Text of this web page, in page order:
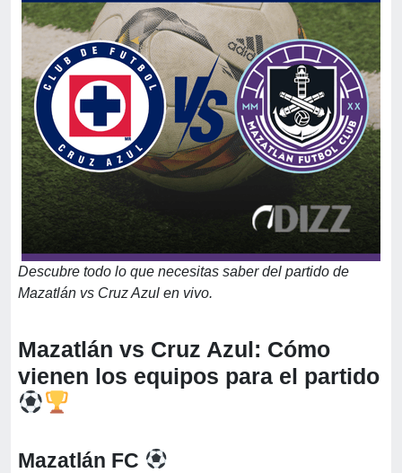
Descubre todo lo que necesitas saber del partido de
Mazatlán vs Cruz Azul en vivo.
Mazatlán vs Cruz Azul: Cómo
vienen los equipos para el partido
Mazatlán FC